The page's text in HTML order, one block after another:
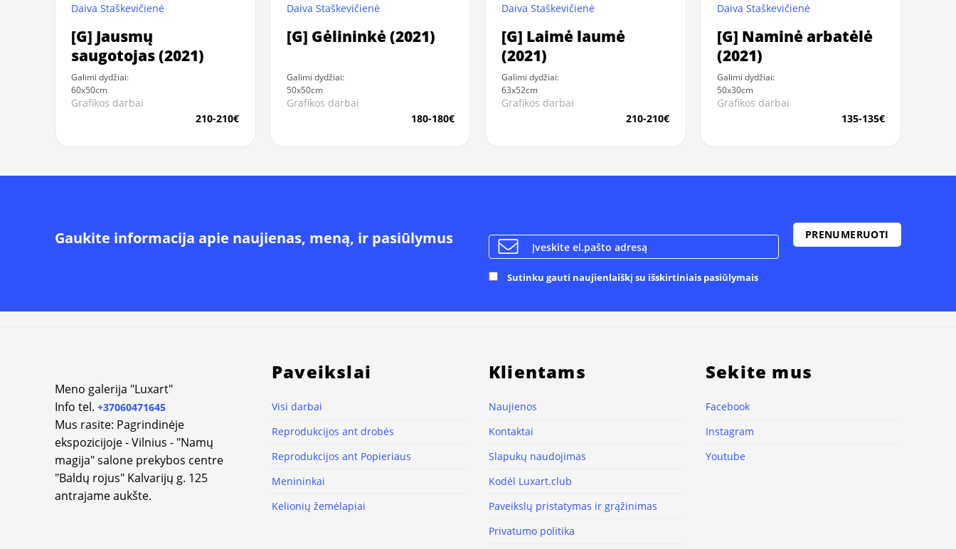
Daiva Staškevičienė
[G] Jausmų
saugotojas (2021)
Galimi dydžiai:
60x50cm
Grafikos darbai
210-210€
Daiva Staškevičienė
[G] Gėlininkė (2021)
Galimi dydžiai:
50x50cm
Grafikos darbai
180-180€
Daiva Staškevičienė
[G] Laimė laumė
(2021)
Galimi dydžiai:
63x52cm
Grafikos darbai
210-210€
Daiva Staškevičienė
[G] Naminė arbatėlė
(2021)
Galimi dydžiai:
50x30cm
Grafikos darbai
135-135€
Gaukite informacija apie naujienas, meną, ir pasiūlymus
Sutinku gauti naujienlaiškį su išskirtiniais pasiūlymais
Meno galerija "Luxart"
Info tel. +37060471645
Mus rasite: Pagrindinėje
ekspozicijoje - Vilnius - "Namų
magija" salone prekybos centre
"Baldų rojus" Kalvarijų g. 125
antrajame aukšte.
Paveikslai
Visi darbai
Reprodukcijos ant drobės
Reprodukcijos ant Popieriaus
Menininkai
Kelionių žemėlapiai
Klientams
Naujienos
Kontaktai
Slapukų naudojimas
Kodėl Luxart.club
Paveikslų pristatymas ir grąžinimas
Privatumo politika
Sekite mus
Facebook
Instagram
Youtube